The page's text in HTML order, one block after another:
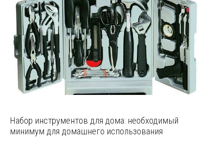
Набор инструментов для дома: необходимый
минимум для домашнего использования